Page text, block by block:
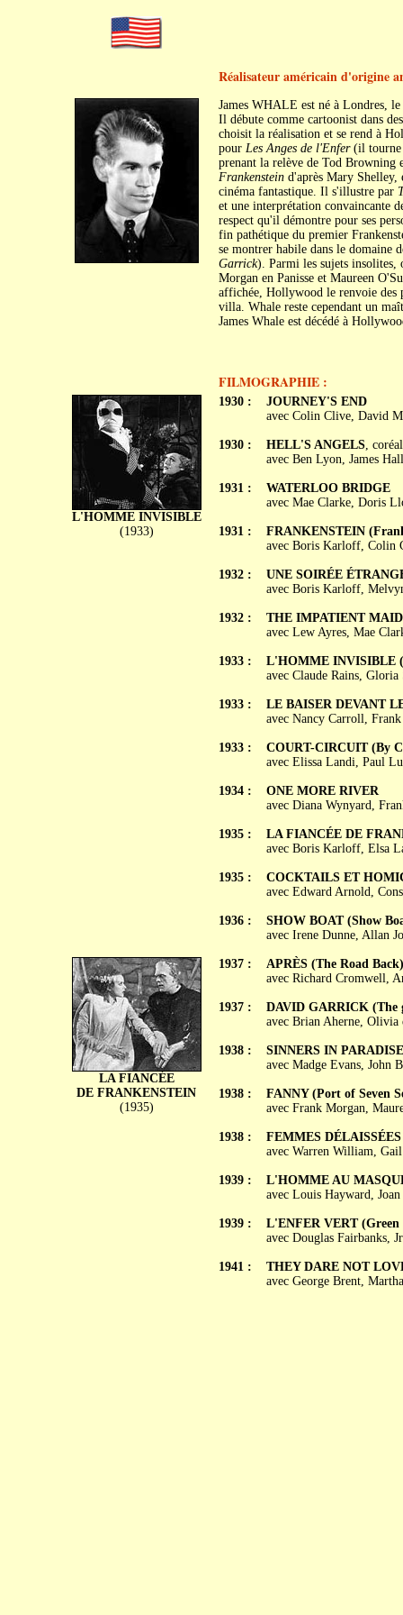
Réalisateur américain d'origine
James WHALE est né à Londres,
Il débute comme cartoonist dans
choisit la réalisation et se rend à
pour Les Anges de l'Enfer(il tourne
prenant la relève de Tod Browning
Frankensteind'après Mary Shelley,
cinéma fantastique. Il s'illustre par
et une interprétation convaincante
respect qu'il démontre pour ses
fin pathétique du premier
se montrer habile dans le domaine
Garrick). Parmi les sujets insolites,
Morgan en Panisse et Maureen
affichée, Hollywood le renvoie des
villa. Whale reste cependant un
James Whale est décédé à
FILMOGRAPHIE :
L'HOMME INVISIBLE
(1933)
LA FIANCÉE
DE FRANKENSTEIN
(1935)
1930 :
1930 :
1931 :
1931 :
1932 :
1932 :
1933 :
1933 :
1933 :
1934 :
1935 :
1935 :
1936 :
1937 :
1937 :
1938 :
1938 :
1938 :
1939 :
1939 :
1941 :
JOURNEY'S END
avec Colin Clive, David
HELL'S ANGELS,
avec Ben Lyon, James
WATERLOO BRIDGE
avec Mae Clarke, Doris
FRANKENSTEIN
avec Boris Karloff, Colin
UNE SOIRÉE
avec Boris Karloff,
THE IMPATIENT
avec Lew Ayres, Mae
L'HOMME INVISIBLE
avec Claude Rains,
LE BAISER DEVANT
avec Nancy Carroll,
COURT-CIRCUIT (By
avec Elissa Landi, Paul
ONE MORE RIVER
avec Diana Wynyard,
LA FIANCÉE DE
avec Boris Karloff, Elsa
COCKTAILS ET
avec Edward Arnold,
SHOW BOAT (Show
avec Irene Dunne, Allan
APRÈS (The Road Back)
avec Richard Cromwell,
DAVID GARRICK (The
avec Brian Aherne,
SINNERS IN PARADISE
avec Madge Evans, John
FANNY (Port of Seven
avec Frank Morgan,
FEMMES
avec Warren William,
L'HOMME AU
avec Louis Hayward,
L'ENFER VERT (Green
avec Douglas Fairbanks,
THEY DARE NOT
avec George Brent,